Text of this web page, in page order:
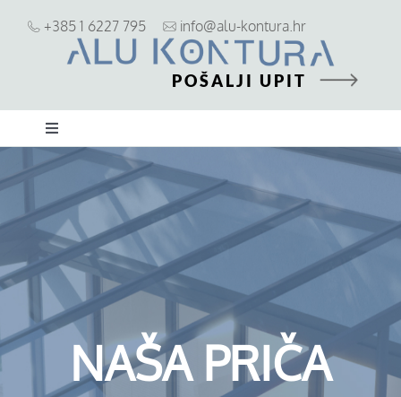
+385 1 6227 795 info@alu-kontura.hr
POŠALJI UPIT
Toggle
Navigation
ALU stolarija
PVC stolarija
Zaštita od sunca i pogleda
OstaloNAŠA PRIČA